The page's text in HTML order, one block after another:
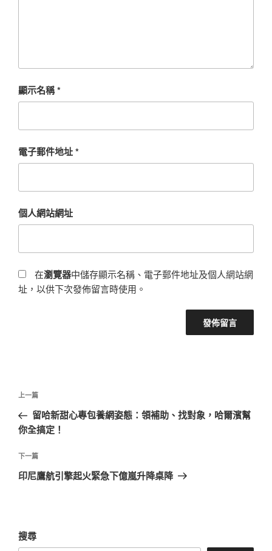
顯示名稱*
電子郵件地址*
個人網站網址
在瀏覽器中儲存顯示名稱、電子郵件地址及個人網站網
址，以供下次發佈留言時使用。
文
導
覽
上
一
篇
章
上一篇
留哈新甜心專包養網姿態：領補助、找對象，哈爾濱幫
你全搞定！
下
一
下一篇
印尼鷹航引擎起火緊急下億嵐升降桌降
搜尋